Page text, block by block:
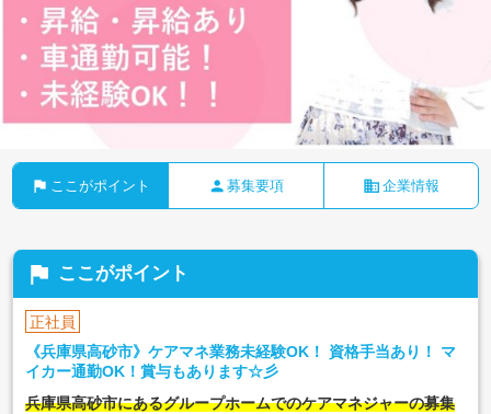
flag ここがポイント person 募集要項 business 企業情報
flag ここがポイント
正社員
《兵庫県高砂市》ケアマネ業務未経験OK！ 資格手当あり！ マ
イカー通勤OK！賞与もあります☆彡
兵庫県高砂市にあるグループホームでのケアマネジャーの募集